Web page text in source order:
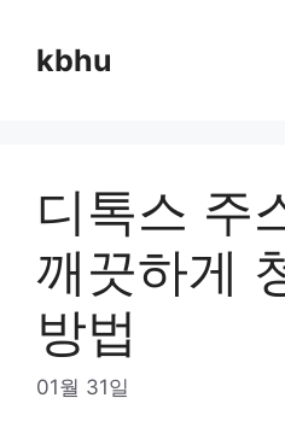
contentkbhu
디톡스 주
깨끗하게
방법
01월 31일